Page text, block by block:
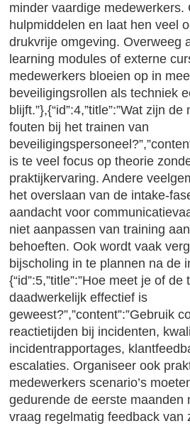
minder vaardige medewerkers.
hulpmiddelen en laat hen veel
drukvrije omgeving. Overweeg
learning modules of externe
medewerkers bloeien op in
beveiligingsrollen als techniek
blijft.”},{“id”:4,”title”:”Wat zijn
fouten bij het trainen van
is te veel focus op theorie
praktijkervaring. Andere
het overslaan van de intake-
aandacht voor
niet aanpassen van training
behoeften. Ook wordt vaak
bijscholing in te plannen na de
{“id”:5,”title”:”Hoe meet je of de
daadwerkelijk effectief is
geweest?”,”content”:”Gebruik
reactietijden bij incidenten,
incidentrapportages,
escalaties. Organiseer ook
medewerkers scenario’s
gedurende de eerste maanden
vraag regelmatig feedback van